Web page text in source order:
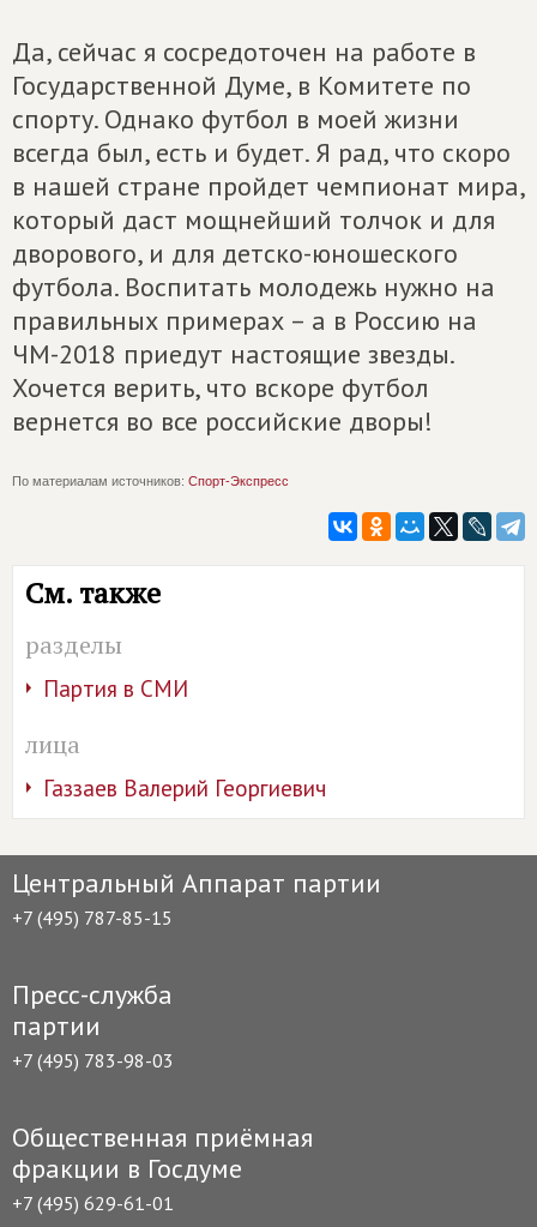
Да, сейчас я сосредоточен на работе в
Государственной Думе, в Комитете по
спорту. Однако футбол в моей жизни
всегда был, есть и будет. Я рад, что скоро
в нашей стране пройдет чемпионат мира,
который даст мощнейший толчок и для
дворового, и для детско-юношеского
футбола. Воспитать молодежь нужно на
правильных примерах – а в Россию на
ЧМ-2018 приедут настоящие звезды.
Хочется верить, что вскоре футбол
вернется во все российские дворы!
По материалам источников: Спорт-Экспресс
См. также
разделы
Партия в СМИ
лица
Газзаев Валерий Георгиевич
Центральный Аппарат партии
+7 (495) 787-85-15
Пресс-служба
партии
+7 (495) 783-98-03
Общественная приёмная
фракции в Госдуме
+7 (495) 629-61-01